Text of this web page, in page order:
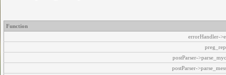
Function
errorHandler-
postParser-
postParser-